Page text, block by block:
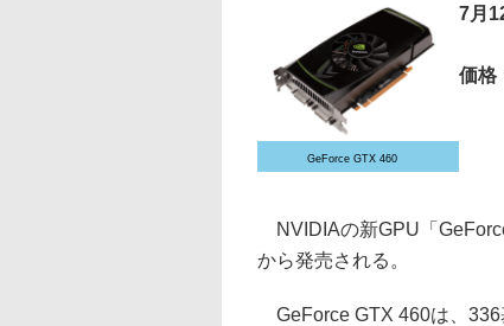
GeForce GTX 460
7月
価格
NVIDIAの新GPU「
から発売される。
GeForce GTX 460は、336